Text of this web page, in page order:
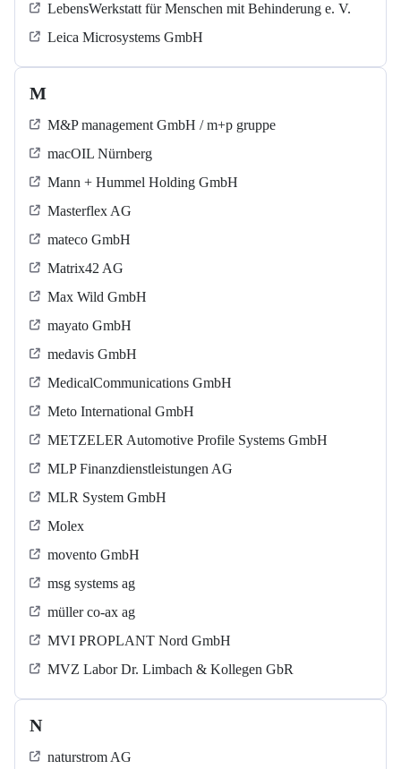
LebensWerkstatt für Menschen mit Behinderung e. V.
Leica Microsystems GmbH
M
M&P management GmbH / m+p gruppe
macOIL Nürnberg
Mann + Hummel Holding GmbH
Masterflex AG
mateco GmbH
Matrix42 AG
Max Wild GmbH
mayato GmbH
medavis GmbH
MedicalCommunications GmbH
Meto International GmbH
METZELER Automotive Profile Systems GmbH
MLP Finanzdienstleistungen AG
MLR System GmbH
Molex
movento GmbH
msg systems ag
müller co-ax ag
MVI PROPLANT Nord GmbH
MVZ Labor Dr. Limbach & Kollegen GbR
N
naturstrom AG